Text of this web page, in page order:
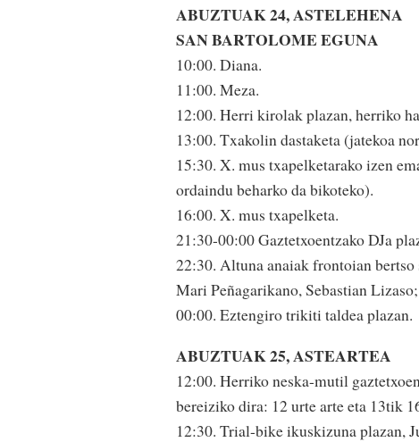
ABUZTUAK 24, ASTELEHENA
SAN BARTOLOME EGUNA
10:00. Diana.
11:00. Meza.
12:00. Herri kirolak plazan, herriko
13:00. Txakolin dastaketa (jatekoa
15:30. X. mus txapelketarako izen
ordaindu beharko da bikoteko).
16:00. X. mus txapelketa.
21:30-00:00 Gaztetxoentzako DJa
22:30. Altuna anaiak frontoian
Mari Peñagarikano, Sebastian
00:00. Eztengiro trikiti taldea plazan.
ABUZTUAK 25, ASTEARTEA
12:00. Herriko neska-mutil
bereiziko dira: 12 urte arte eta 13tik
12:30. Trial-bike ikuskizuna plazan,